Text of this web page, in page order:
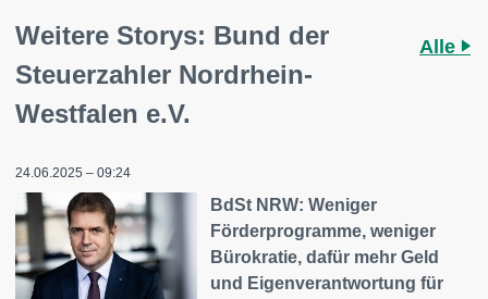
Weitere Storys: Bund der
Steuerzahler Nordrhein-
Westfalen e.V.
Alle
24.06.2025 – 09:24
BdSt NRW: Weniger
Förderprogramme, weniger
Bürokratie, dafür mehr Geld
und Eigenverantwortung für